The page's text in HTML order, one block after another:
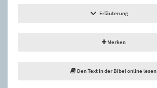
Erläuterung
Merken
Den Text in der Bibel online lesen